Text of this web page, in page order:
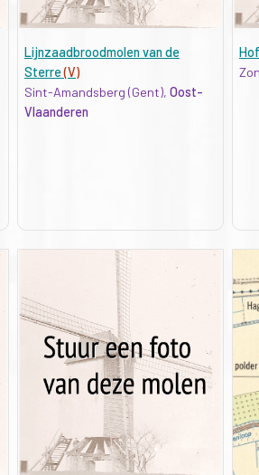
Lijnzaadbroodmolen van de
Sterre(V)
Sint-Amandsberg (Gent), Oost-
Vlaanderen